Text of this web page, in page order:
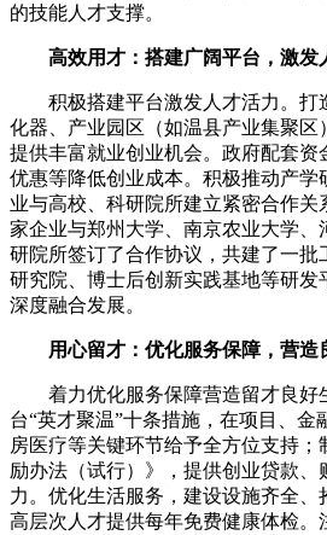
的技能人才支撑。
高效用才：搭建广阔平台，激发
积极搭建平台激发人才活力。打
化器、产业园区（如温县产业集聚区
提供丰富就业创业机会。政府配套资
优惠等降低创业成本。积极推动产学
业与高校、科研院所建立紧密合作关
家企业与郑州大学、南京农业大学、
研院所签订了合作协议，共建了一批
研究院、博士后创新实践基地等研发
深度融合发展。
用心留才：优化服务保障，营造
着力优化服务保障营造留才良好
台“英才聚温”十条措施，在项目、金
房医疗等关键环节给予全方位支持；
励办法（试行）》，提供创业贷款、
力。优化生活服务，建设设施齐全、
高层次人才提供每年免费健康体检。